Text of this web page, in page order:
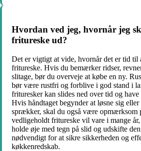
Hvordan ved jeg, hvornår jeg
fritureske ud?
Det er vigtigt at vide, hvornår det er tid til
fritureske. Hvis du bemærker ridser,
slitage, bør du overveje at købe en ny.
bør være rustfri og forblive i god stand i
frituresker kan slides ned over tid og
Hvis håndtaget begynder at løsne sig eller
sprækker, skal du også være opmærksom
vedligeholdt fritureske vil vare i mange
holde øje med tegn på slid og udskifte
nødvendigt for at sikre sikkerheden og
køkkenredskab.